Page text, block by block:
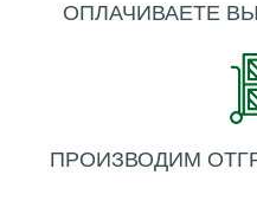
ОПЛАЧИВАЕТЕ
ПРОИЗВОДИМ